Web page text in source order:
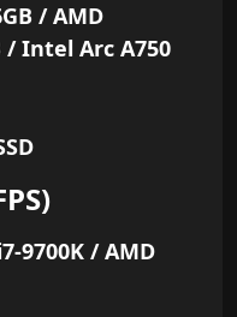
/ AMD
/ Intel Arc A750
9700K / AMD